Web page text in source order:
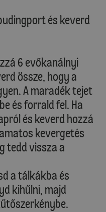
és keverd
6 evőkanálnyi
össze, hogy a
A maradék tejet
és forrald fel. Ha
és keverd hozzá
kevergetés
tedd vissza a
a tálkákba és
kihűlni, majd